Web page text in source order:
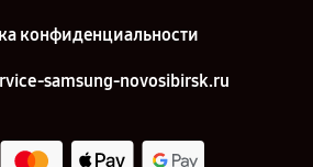
конфиденциальности
samsung-novosibirsk.ru